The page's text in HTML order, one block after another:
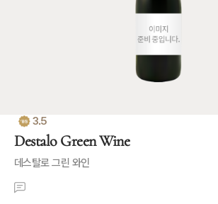
3.5
Destalo Green Wine
데스탈로 그린 와인